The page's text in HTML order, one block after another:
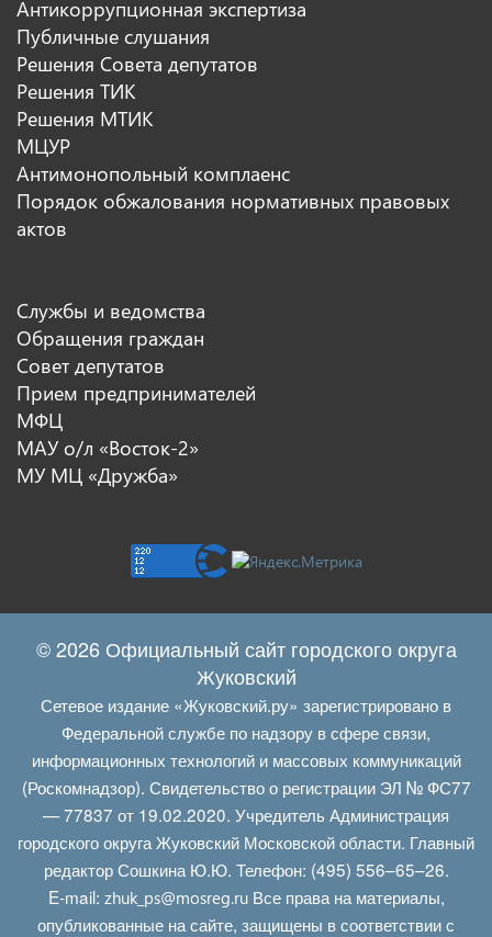
Антикоррупционная экспертиза
Публичные слушания
Решения Совета депутатов
Решения ТИК
Решения МТИК
МЦУР
Антимонопольный комплаенс
Порядок обжалования нормативных правовых
актов
Службы и ведомства
Обращения граждан
Совет депутатов
Прием предпринимателей
МФЦ
МАУ о/л «Восток-2»
МУ МЦ «Дружба»
© 2026 Официальный сайт городского округа
Жуковский
Сетевое издание «Жуковский.ру» зарегистрировано в
Федеральной службе по надзору в сфере связи,
информационных технологий и массовых коммуникаций
(Роскомнадзор). Свидетельство о регистрации ЭЛ № ФС77
— 77837 от 19.02.2020. Учредитель Администрация
городского округа Жуковский Московской области. Главный
редактор Сошкина Ю.Ю. Телефон: (495) 556–65–26.
E‑mail: zhuk_ps@mosreg.ruВсе права на материалы,
опубликованные на сайте, защищены в соответствии с